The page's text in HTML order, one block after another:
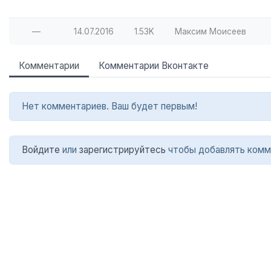
— 14.07.2016 1.53K Максим Моисеев
Комментарии Комментарии Вконтакте
Нет комментариев. Ваш будет первым!
Войдите или зарегистрируйтесь чтобы добавлять